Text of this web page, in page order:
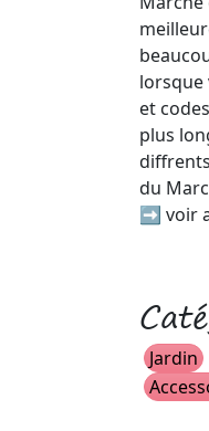
lorsque
et
plus
du
➡️ voir
Jardin